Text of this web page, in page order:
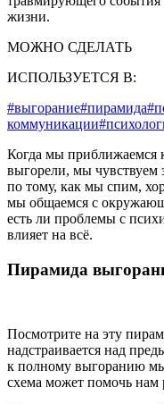
жизни.
МОЖНО СДЕЛАТЬ
ИСПОЛЬЗУЕТСЯ В:
#выгорание#пирамида
коммуникации
Когда мы приближаемся
выгорели, мы чувствуем
по тому, как мы спим,
мы общаемся с
есть ли проблемы с
влияет на всё.
Пирамида
Посмотрите на эту
надстраивается над
к полному выгоранию
схема может помочь нам